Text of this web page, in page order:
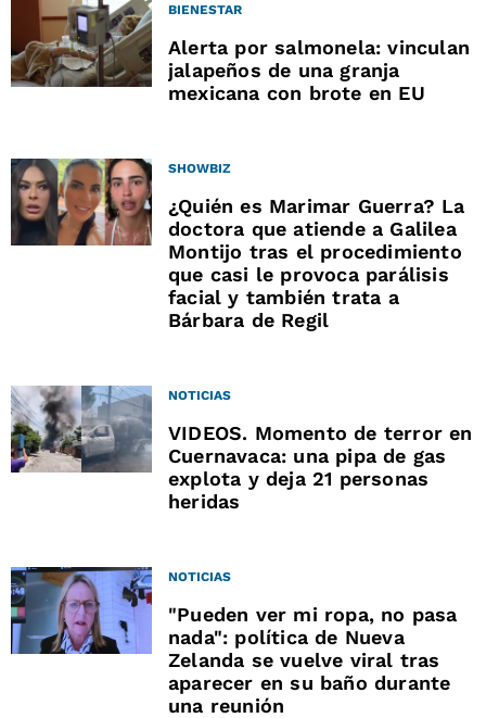
BIENESTAR
Alerta por salmonela: vinculan
jalapeños de una granja
mexicana con brote en EU
SHOWBIZ
¿Quién es Marimar Guerra? La
doctora que atiende a Galilea
Montijo tras el procedimiento
que casi le provoca parálisis
facial y también trata a
Bárbara de Regil
NOTICIAS
VIDEOS. Momento de terror en
Cuernavaca: una pipa de gas
explota y deja 21 personas
heridas
NOTICIAS
"Pueden ver mi ropa, no pasa
nada": política de Nueva
Zelanda se vuelve viral tras
aparecer en su baño durante
una reunión